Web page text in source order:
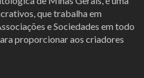
que trabalha em
e Sociedades em todo
proporcionar aos criadores